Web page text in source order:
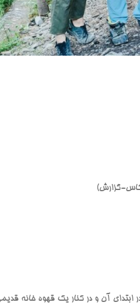
که در ابتدای آن و در کنار یک قهوه خانه